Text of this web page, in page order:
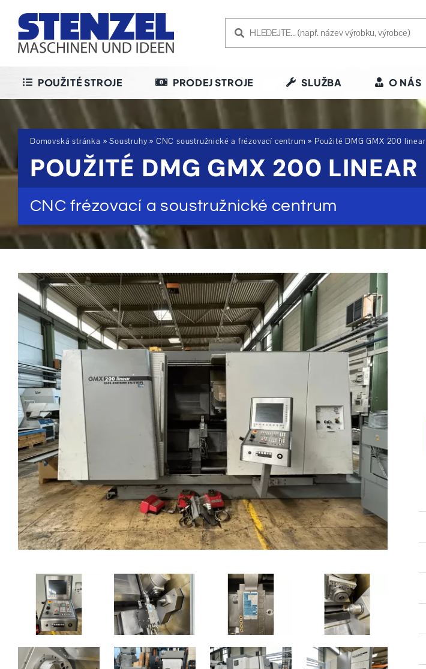
content
POUŽITÉ STROJE PRODEJ STROJE SLUŽBA O NÁS
Domovská stránka »Soustruhy » CNC soustružnické a frézovací centrum » Použité DMG GMX 200 linear
POUŽITÉ DMG GMX 200 LINEAR
CNC frézovací a soustružnické centrum